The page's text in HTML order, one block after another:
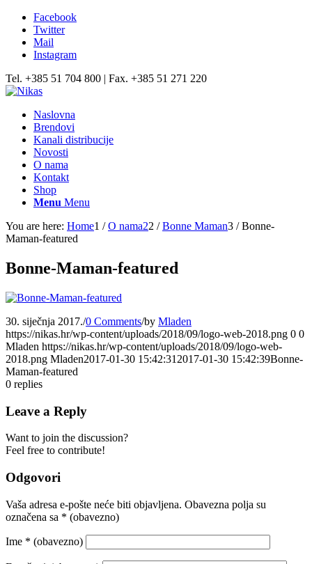
Facebook
Twitter
Mail
Instagram
Tel. +385 51 704 800 | Fax. +385 51 271 220
Naslovna
Brendovi
Kanali distribucije
Novosti
O nama
Kontakt
Shop
Menu Menu
You are here: Home1 / O nama22 / Bonne Maman3 / Bonne-
Maman-featured
Bonne-Maman-featured
30. siječnja 2017./0 Comments/by Mladen
https://nikas.hr/wp-content/uploads/2018/09/logo-web-2018.png 0 0
Mladen https://nikas.hr/wp-content/uploads/2018/09/logo-web-
2018.png Mladen2017-01-30 15:42:31 2017-01-30 15:42:39Bonne-
Maman-featured
0 replies
Leave a Reply
Want to join the discussion?
Feel free to contribute!
Odgovori
Vaša adresa e-pošte neće biti objavljena. Obavezna polja su
označena sa * (obavezno)
Ime * (obavezno)